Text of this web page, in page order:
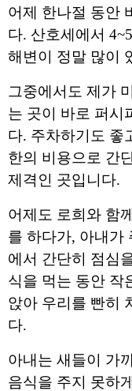
어제 한나절 동안
다. 산호세에서
해변이 정말 많이
그중에서도 제가
는 곳이 바로 퍼시
다. 주차하기도 좋
한의 비용으로 간
제격인 곳입니다.
어제도 로희와 함
를 하다가, 아내가
에서 간단히 점심
식을 먹는 동안 작
앉아 우리를 빤히
다.
아내는 새들이 가
음식을 주지 못하